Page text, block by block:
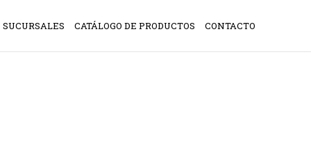
SUCURSALES CATÁLOGO DE PRODUCTOS CONTACTO